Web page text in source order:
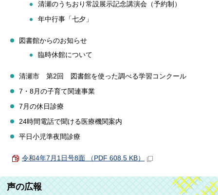
清瀬のうちおり常設展示記念講演会（予約制）
年中行事「七夕」
図書館からのお知らせ
臨時休館について
清瀬市 第2回 図書館を使った調べる学習コンクール
7・8月の子育て関連事業
7月の休日診療
24時間電話で聞ける医療機関案内
平日小児準夜間診療
令和4年7月1日号8面 （PDF 608.5 KB）
声の広報